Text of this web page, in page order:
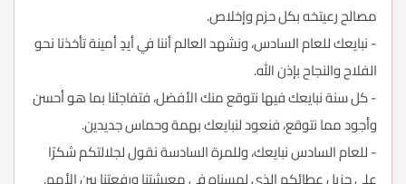
مصالح رعيتخه بكل حزم وإخلاص.
- نبايعك للعام السادس، ونشهد العالم أننا في أيدٍ أمينة تأخذنا نحو
الفلاح والنجاح بإذن الله.
- كل سنة نبايعك فيها نتوقع منك الأفضل، فتفاجئنا بما هو أحسن
وأجود مما نتوقع، فنعود لنبايعك بهمة وحماس جديدين.
- للعام السادس نبايعك، وللمرة السادسة نقول لجلالتكم شكرًا